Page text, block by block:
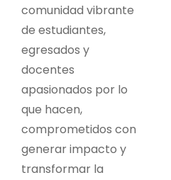
comunidad vibrante
de estudiantes,
egresados y
docentes
apasionados por lo
que hacen,
comprometidos con
generar impacto y
transformar la